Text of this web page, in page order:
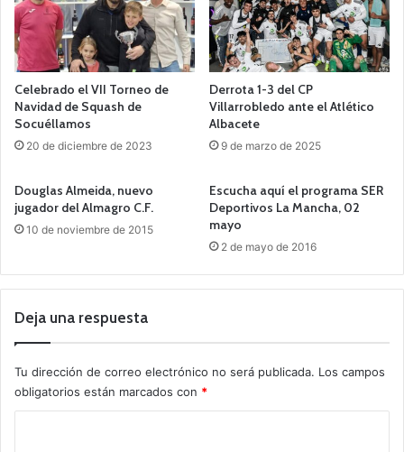
Celebrado el VII Torneo de
Navidad de Squash de
Socuéllamos
20 de diciembre de 2023
Derrota 1-3 del CP
Villarrobledo ante el Atlético
Albacete
9 de marzo de 2025
Douglas Almeida, nuevo
jugador del Almagro C.F.
10 de noviembre de 2015
Escucha aquí el programa SER
Deportivos La Mancha, 02
mayo
2 de mayo de 2016
Deja una respuesta
Tu dirección de correo electrónico no será publicada. Los campos
obligatorios están marcados con *